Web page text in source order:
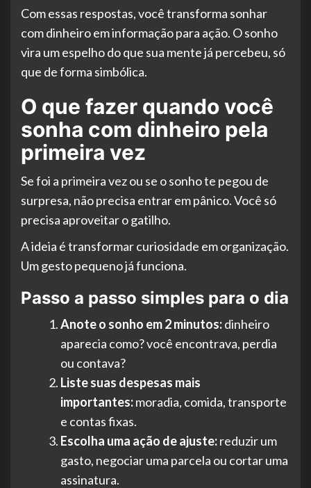
Com essas respostas, você transforma sonhar
com dinheiro em informação para ação. O sonho
vira um espelho do que sua mente já percebeu, só
que de forma simbólica.
O que fazer quando você
sonha com dinheiro pela
primeira vez
Se foi a primeira vez ou se o sonho te pegou de
surpresa, não precisa entrar em pânico. Você só
precisa aproveitar o gatilho.
A ideia é transformar curiosidade em organização.
Um gesto pequeno já funciona.
Passo a passo simples para o dia
Anote o sonho em 2 minutos:dinheiro
aparecia como? você encontrava, perdia
ou contava?
Liste suas despesas mais
importantes:moradia, comida, transporte
e contas fixas.
Escolha uma ação de ajuste:reduzir um
gasto, negociar uma parcela ou cortar uma
assinatura.